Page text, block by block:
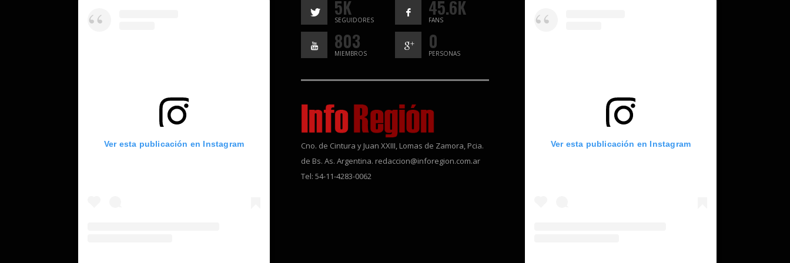
Ver esta publicación en Instagram
5K
SEGUIDORES
45.6K
FANS
803
MIEMBROS
0
PERSONAS
Cno. de Cintura y Juan XXIII, Lomas de Zamora, Pcia.
de Bs. As. Argentina. redaccion@inforegion.com.ar
Tel: 54-11-4283-0062
Ver esta publicación en Instagram